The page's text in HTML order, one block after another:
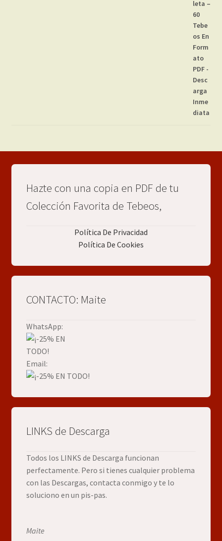
Hazte con una copia en PDF de tu
Colección Favorita de Tebeos,
Política De Privacidad
Política De Cookies
CONTACTO: Maite
WhatsApp:
Email:
LINKS de Descarga
Todos los LINKS de Descarga funcionan
perfectamente. Pero si tienes cualquier problema
con las Descargas, contacta conmigo y te lo
soluciono en un pis-pas.
Maite